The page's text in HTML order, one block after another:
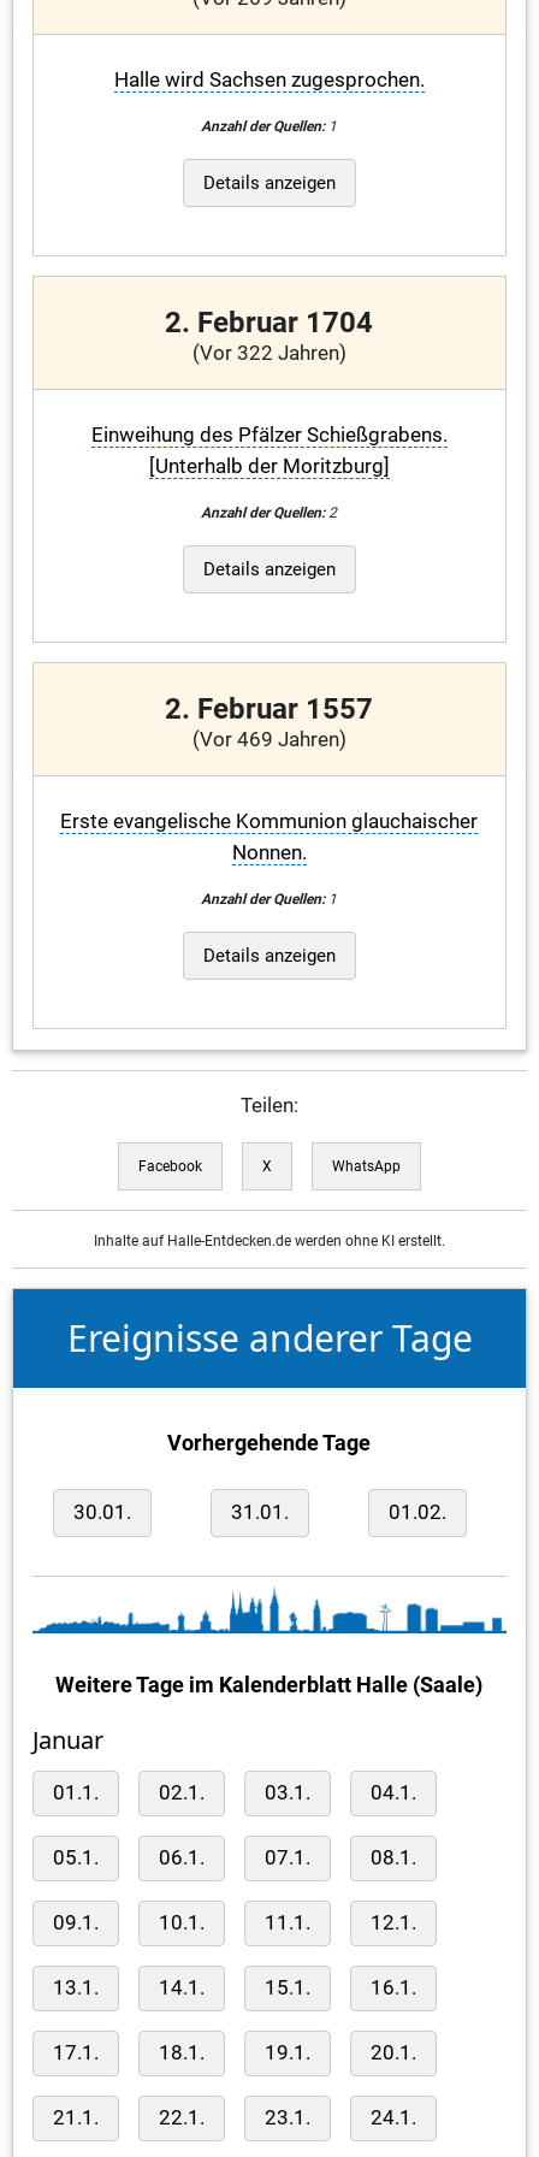
Halle wird Sachsen zugesprochen.
Anzahl der Quellen:1
Details anzeigen
2. Februar 1704
(Vor 322 Jahren)
Einweihung des Pfälzer Schießgrabens.
[Unterhalb der Moritzburg]
Anzahl der Quellen:2
Details anzeigen
2. Februar 1557
(Vor 469 Jahren)
Erste evangelische Kommunion glauchaischer
Nonnen.
Anzahl der Quellen:1
Details anzeigen
Teilen:
Facebook X WhatsApp
Inhalte auf Halle-Entdecken.de werden ohne KI erstellt.
Ereignisse anderer Tage
Vorhergehende Tage
30.01. 31.01. 01.02.
Weitere Tage im Kalenderblatt Halle (Saale)
Januar
01.1. 02.1. 03.1. 04.1.
05.1. 06.1. 07.1. 08.1.
09.1. 10.1. 11.1. 12.1.
13.1. 14.1. 15.1. 16.1.
17.1. 18.1. 19.1. 20.1.
21.1. 22.1. 23.1. 24.1.